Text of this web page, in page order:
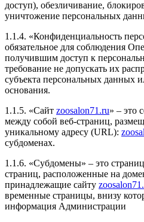
доступ), обезличивание,
уничтожение персональных
1.1.4. «Конфиденциальность
обязательное для соблюдения
получившим доступ к
требование не допускать их
субъекта персональных данных
основания.
1.1.5. «Сайт zoosalon71.ru» – это
между собой веб-страниц,
уникальному адресу (URL):
субдоменах.
1.1.6. «Субдомены» – это
страниц, расположенные на
принадлежащие сайту
временные страницы, внизу
информация Администрации